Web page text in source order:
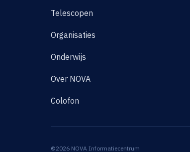
Telescopen
Organisaties
Onderwijs
Over NOVA
Colofon
©2026 NOVA Informatiecentrum